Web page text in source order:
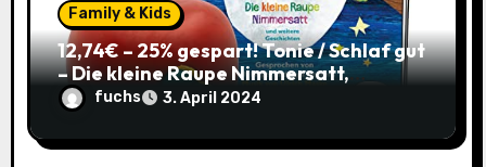
Family & Kids
12,74€ – 25% gespart! Tonie / Schlaf gut
– Die kleine Raupe Nimmersatt,
Hörbuch für Kinder ab 3 / mit Coupon
fuchs 3. April 2024